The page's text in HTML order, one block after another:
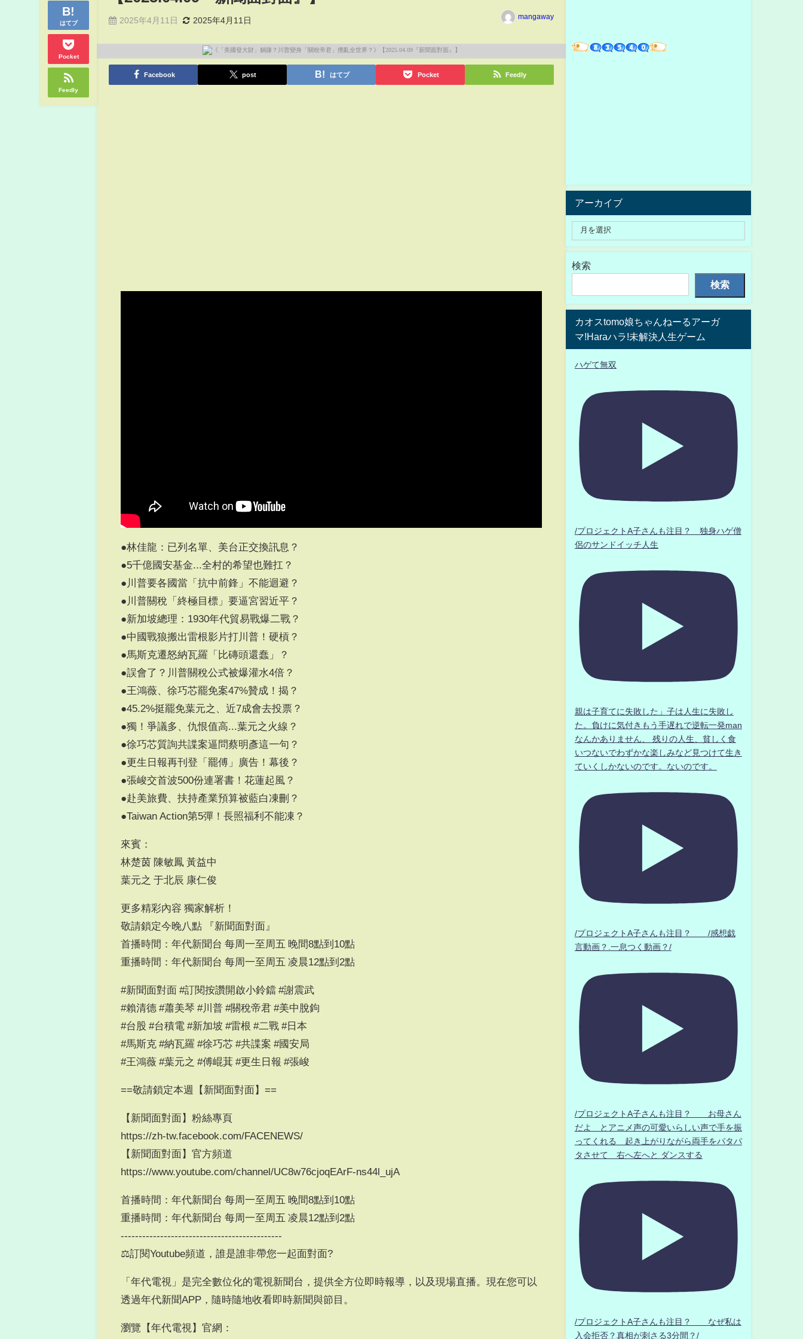
はてブ
Pocket
Feedly
2025年4月11日 2025年4月11日 mangaway
Facebook post はてブ Pocket Feedly
●林佳龍：已列名單、美台正交換訊息？
●5千億國安基金...全村的希望也難扛？
●川普要各國當「抗中前鋒」不能迴避？
●川普關稅「終極目標」要逼宮習近平？
●新加坡總理：1930年代貿易戰爆二戰？
●中國戰狼搬出雷根影片打川普！硬槓？
●馬斯克遷怒納瓦羅「比磚頭還蠢」？
●誤會了？川普關稅公式被爆灌水4倍？
●王鴻薇、徐巧芯罷免案47%贊成！揭？
●45.2%挺罷免葉元之、近7成會去投票？
●獨！爭議多、仇恨值高...葉元之火線？
●徐巧芯質詢共諜案逼問蔡明彥這一句？
●更生日報再刊登「罷傅」廣告！幕後？
●張峻交首波500份連署書！花蓮起風？
●赴美旅費、扶持產業預算被藍白凍刪？
●Taiwan Action第5彈！長照福利不能凍？
來賓：
林楚茵 陳敏鳳 黃益中
葉元之 于北辰 康仁俊
更多精彩內容 獨家解析！
敬請鎖定今晚八點 『新聞面對面』
首播時間：年代新聞台 每周一至周五 晚間8點到10點
重播時間：年代新聞台 每周一至周五 凌晨12點到2點
#新聞面對面 #訂閱按讚開啟小鈴鐺 #謝震武
#賴清德 #蕭美琴 #川普 #關稅帝君 #美中脫鉤
#台股 #台積電 #新加坡 #雷根 #二戰 #日本
#馬斯克 #納瓦羅 #徐巧芯 #共諜案 #國安局
#王鴻薇 #葉元之 #傅崐萁 #更生日報 #張峻
==敬請鎖定本週【新聞面對面】==
【新聞面對面】粉絲專頁
https://zh-tw.facebook.com/FACENEWS/
【新聞面對面】官方頻道
https://www.youtube.com/channel/UC8w76cjoqEArF-ns44l_ujA
首播時間：年代新聞台 每周一至周五 晚間8點到10點
重播時間：年代新聞台 每周一至周五 凌晨12點到2點
---------------------------------------------
⚖訂閱Youtube頻道，誰是誰非帶您一起面對面?
「年代電視」是完全數位化的電視新聞台，提供全方位即時報導，以及現場直播。現在您可以
透過年代新聞APP，隨時隨地收看即時新聞與節目。
瀏覽【年代電視】官網：
アーカイブ
検索
検索
カオスtomo娘ちゃんねーるアーガ
マ!Haraハラ!未解決人生ゲーム
ハゲて無双
/プロジェクトA子さんも注目？ 独身ハゲ僧
侶のサンドイッチ人生
親は子育てに失敗した」子は人生に失敗し
た。負けに気付きもう手遅れで逆転一発man
なんかありません、 残りの人生、貧しく食
いつないでわずかな楽しみなど見つけて生き
ていくしかないのです。ないのです。
/プロジェクトA子さんも注目？ /感想戯
言動画？.一息つく動画？/
/プロジェクトA子さんも注目？ お母さん
だよ とアニメ声の可愛いらしい声で手を振
ってくれる 起き上がりながら両手をパタパ
タさせて 右へ左へと ダンスする
/プロジェクトA子さんも注目？ なぜ私は
入会拒否？真相が刺さる3分間？/